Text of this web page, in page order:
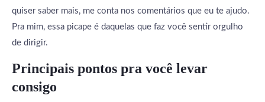
quiser saber mais, me conta nos comentários que eu te ajudo.
Pra mim, essa picape é daquelas que faz você sentir orgulho
de dirigir.
Principais pontos pra você levar
consigo